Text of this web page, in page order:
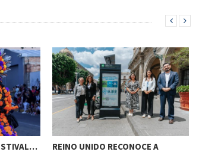
REINO UNIDO RECONOCE A